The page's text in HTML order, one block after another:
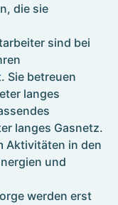
die sie
sind bei
Sie betreuen
langes
langes Gasnetz.
Aktivitäten in den
und
werden erst